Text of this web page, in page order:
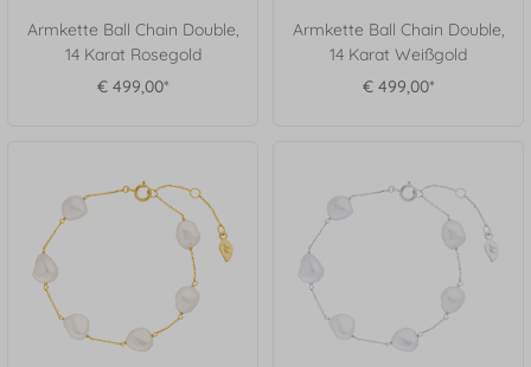
Armkette Ball Chain Double,
14 Karat Rosegold
€ 499,00*
Armkette Ball Chain Double,
14 Karat Weißgold
€ 499,00*